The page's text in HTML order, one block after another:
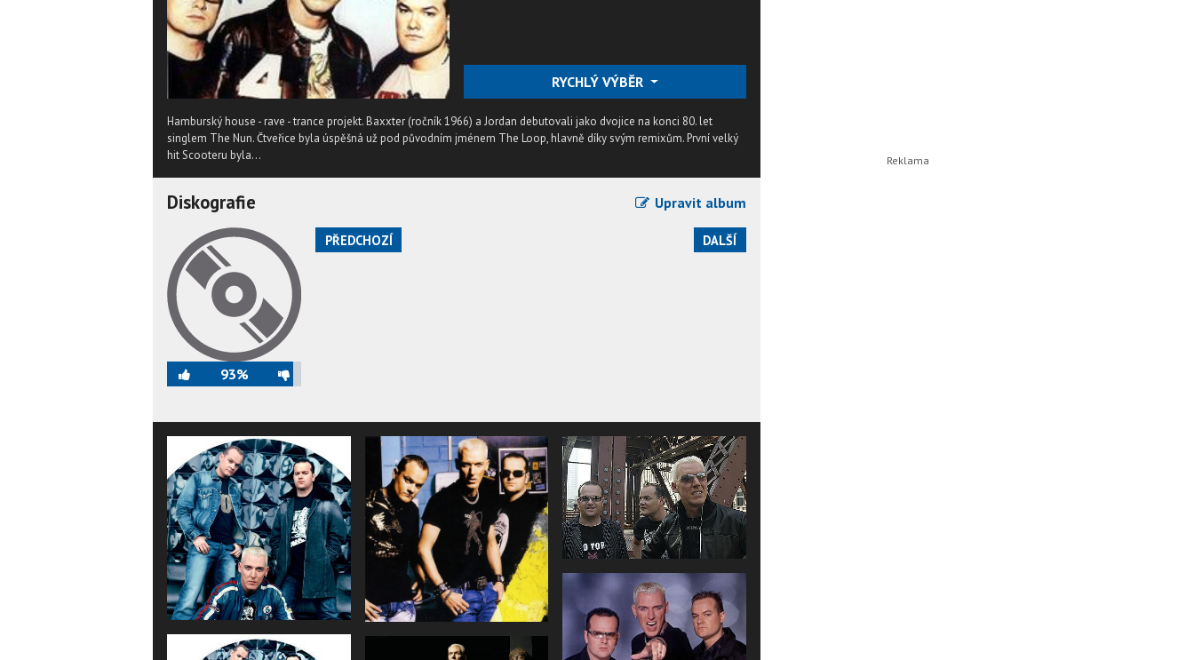
RYCHLÝ VÝBĚR
Hamburský house - rave - trance projekt. Baxxter (ročník 1966) a Jordan debutovali jako dvojice na konci 80. let
singlem The Nun. Čtveřice byla úspěšná už pod původním jménem The Loop, hlavně díky svým remixům. První velký
hit Scooteru byla...
Diskografie Upravit album
93%
PŘEDCHOZÍ DALŠÍ